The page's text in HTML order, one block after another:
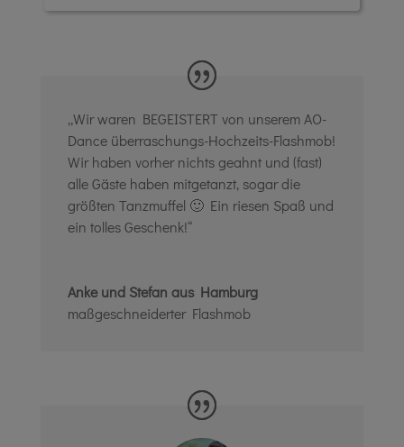
„Wir waren BEGEISTERT von unserem AO-
Dance überraschungs-Hochzeits-Flashmob!
Wir haben vorher nichts geahnt und (fast)
alle Gäste haben mitgetanzt, sogar die
größten Tanzmuffel 🙂 Ein riesen Spaß und
ein tolles Geschenk!“
Anke und Stefan aus Hamburg
maßgeschneiderter Flashmob